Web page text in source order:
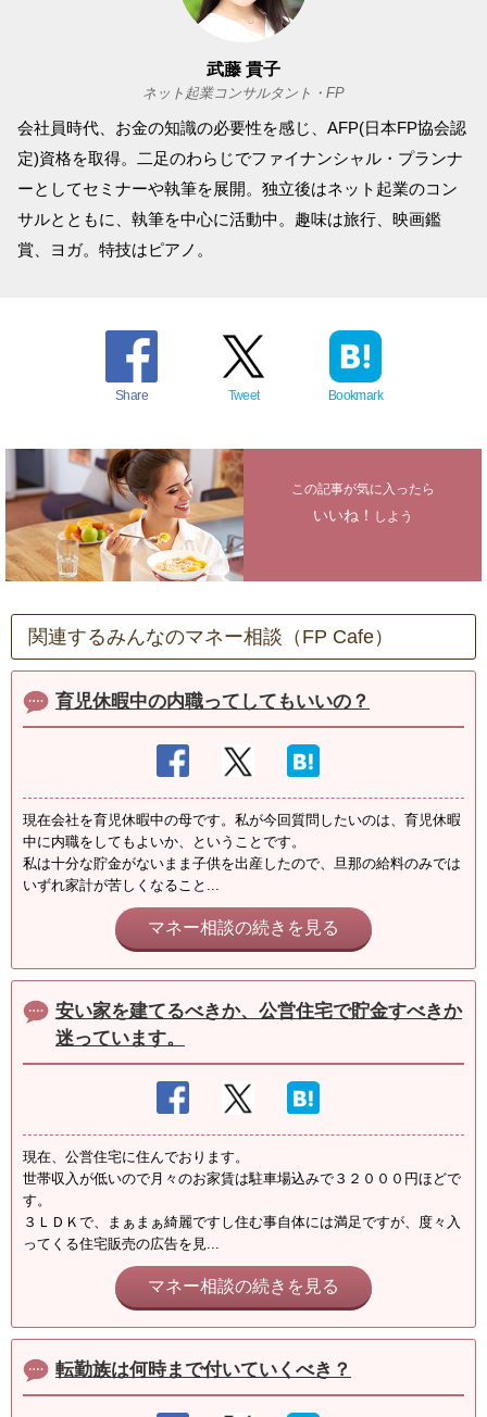
武藤 貴子
ネット起業コンサルタント・FP
会社員時代、お金の知識の必要性を感じ、AFP(日本FP協会認
定)資格を取得。二足のわらじでファイナンシャル・プランナ
ーとしてセミナーや執筆を展開。独立後はネット起業のコン
サルとともに、執筆を中心に活動中。趣味は旅行、映画鑑
賞、ヨガ。特技はピアノ。
Share Tweet Bookmark
この記事が気に入ったら
いいね！ しよう
関連するみんなのマネー相談（FP Cafe）
育児休暇中の内職ってしてもいいの？
現在会社を育児休暇中の母です。私が今回質問したいのは、育児休暇
中に内職をしてもよいか、ということです。
私は十分な貯金がないまま子供を出産したので、旦那の給料のみでは
いずれ家計が苦しくなること...
マネー相談の続きを見る
安い家を建てるべきか、公営住宅で貯金すべきか
迷っています。
現在、公営住宅に住んでおります。
世帯収入が低いので月々のお家賃は駐車場込みで３２０００円ほどで
す。
３ＬＤＫで、まぁまぁ綺麗ですし住む事自体には満足ですが、度々入
ってくる住宅販売の広告を見...
マネー相談の続きを見る
転勤族は何時まで付いていくべき？